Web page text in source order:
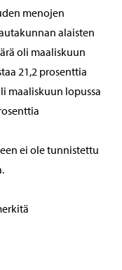
menojen
alaisten
oli maaliskuun
21,2 prosenttia
maaliskuun lopussa
ei ole tunnistettu